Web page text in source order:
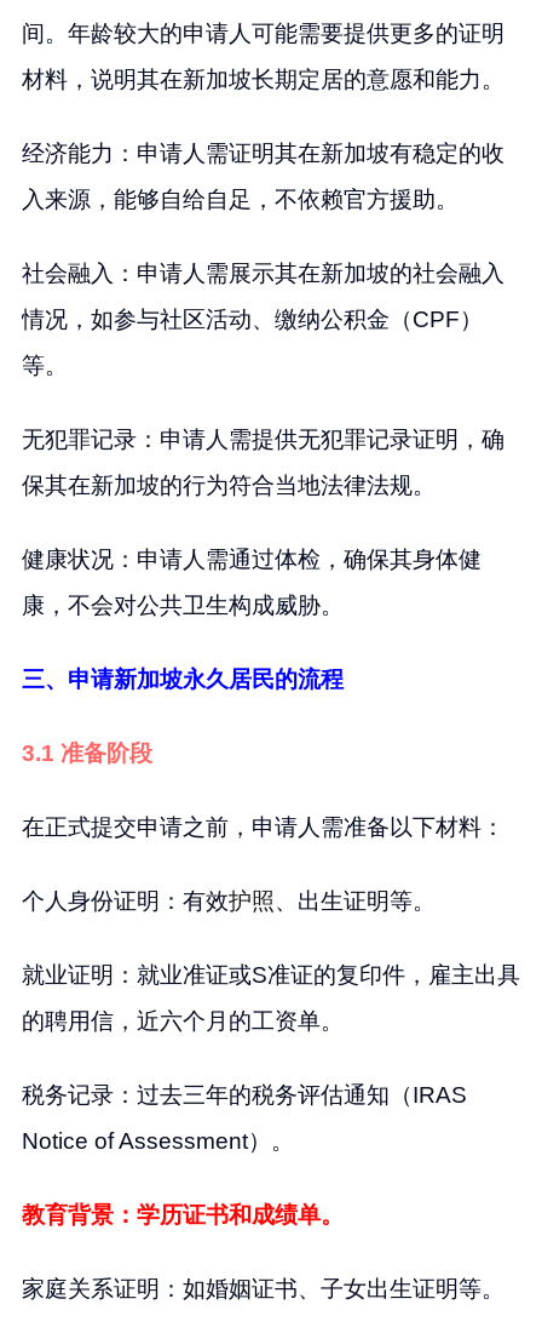
间。年龄较大的申请人可能需要提供更多的证明
材料，说明其在新加坡长期定居的意愿和能力。
经济能力：申请人需证明其在新加坡有稳定的收
入来源，能够自给自足，不依赖官方援助。
社会融入：申请人需展示其在新加坡的社会融入
情况，如参与社区活动、缴纳公积金（CPF）
等。
无犯罪记录：申请人需提供无犯罪记录证明，确
保其在新加坡的行为符合当地法律法规。
健康状况：申请人需通过体检，确保其身体健
康，不会对公共卫生构成威胁。
三、申请新加坡永久居民的流程
3.1 准备阶段
在正式提交申请之前，申请人需准备以下材料：
个人身份证明：有效护照、出生证明等。
就业证明：就业准证或S准证的复印件，雇主出具
的聘用信，近六个月的工资单。
税务记录：过去三年的税务评估通知（IRAS
Notice of Assessment）。
教育背景：学历证书和成绩单。
家庭关系证明：如婚姻证书、子女出生证明等。